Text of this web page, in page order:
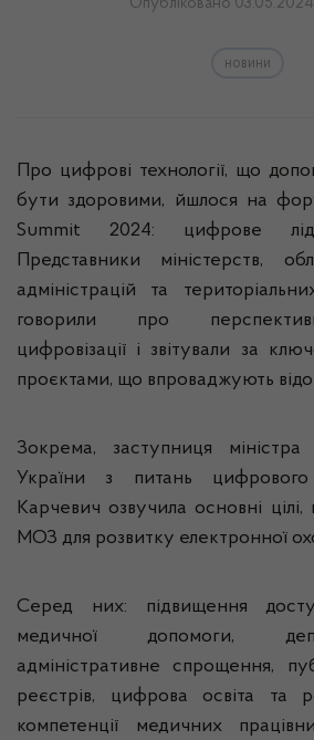
Опубліковано
новини
Про цифрові технології, що
бути здоровими, йшлося на
Summit 2024: цифрове
Представники міністерств,
адміністрацій та
говорили про
цифровізації і звітували за
проєктами, що впроваджують
Зокрема, заступниця міністра
України з питань
Карчевич озвучила основні
МОЗ для розвитку електронної
Серед них: підвищення
медичної допомоги,
адміністративне спрощення,
реєстрів, цифрова освіта та
компетенції медичних